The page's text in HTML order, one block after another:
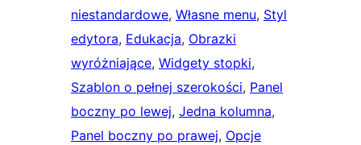
niestandardowe, Własne menu, Styl
edytora, Edukacja, Obrazki
wyróżniające, Widgety stopki
Szablon o pełnej szerokości, Panel
boczny po lewej, Jedna kolumna
Panel boczny po prawej, Opcje